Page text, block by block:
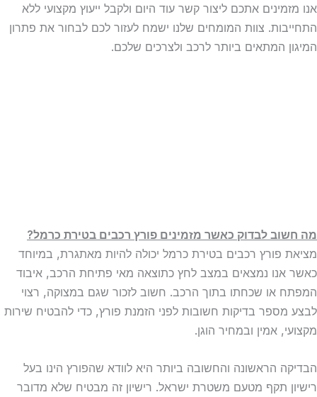
אנו מזמינים אתכם ליצור קשר עוד היום ולקבל ייעוץ מקצועי ללא
התחייבות. צוות המומחים שלנו ישמח לעזור לכם לבחור את פתרון
המיגון המתאים ביותר לרכב ולצרכים שלכם.
מה חשוב לבדוק כאשר מזמינים פורץ רכבים בטירת כרמל?
מציאת פורץ רכבים בטירת כרמל יכולה להיות מאתגרת, במיוחד
כאשר אנו נמצאים במצב לחץ כתוצאה מאי פתיחת הרכב, איבוד
המפתח או שכחתו בתוך הרכב. חשוב לזכור שגם במצוקה, רצוי
לבצע מספר בדיקות חשובות לפני הזמנת פורץ, כדי להבטיח שירות
מקצועי, אמין ובמחיר הוגן.
הבדיקה הראשונה והחשובה ביותר היא לוודא שהפורץ הינו בעל
רישיון תקף מטעם משטרת ישראל. רישיון זה מבטיח שלא מדובר